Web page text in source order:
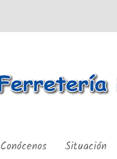
Conócenos Situación